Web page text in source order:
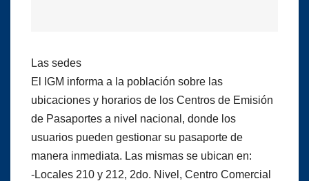
Las sedes
El IGM informa a la población sobre las
ubicaciones y horarios de los Centros de Emisión
de Pasaportes a nivel nacional, donde los
usuarios pueden gestionar su pasaporte de
manera inmediata. Las mismas se ubican en:
-Locales 210 y 212, 2do. Nivel, Centro Comercial